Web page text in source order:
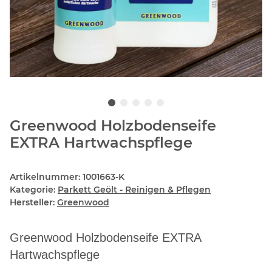
Greenwood Holzbodenseife
EXTRA Hartwachspflege
Artikelnummer: 1001663-K
Kategorie: Parkett Geölt - Reinigen & Pflegen
Hersteller: Greenwood
Greenwood Holzbodenseife EXTRA
Hartwachspflege